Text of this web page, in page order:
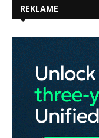
REKLAME